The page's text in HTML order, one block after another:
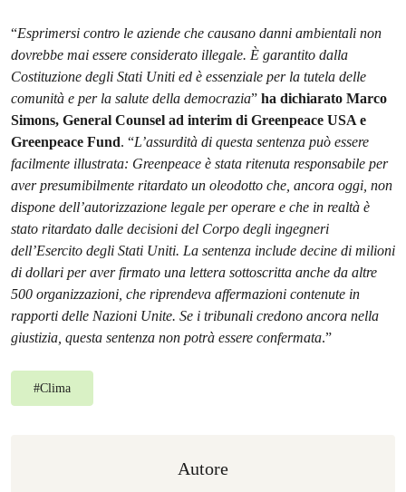
“Esprimersi contro le aziende che causano danni ambientali non
dovrebbe mai essere considerato illegale. È garantito dalla
Costituzione degli Stati Uniti ed è essenziale per la tutela delle
comunità e per la salute della democrazia” ha dichiarato Marco
Simons, General Counsel ad interim di Greenpeace USA e
Greenpeace Fund. “L’assurdità di questa sentenza può essere
facilmente illustrata: Greenpeace è stata ritenuta responsabile per
aver presumibilmente ritardato un oleodotto che, ancora oggi, non
dispone dell’autorizzazione legale per operare e che in realtà è
stato ritardato dalle decisioni del Corpo degli ingegneri
dell’Esercito degli Stati Uniti. La sentenza include decine di milioni
di dollari per aver firmato una lettera sottoscritta anche da altre
500 organizzazioni, che riprendeva affermazioni contenute in
rapporti delle Nazioni Unite. Se i tribunali credono ancora nella
giustizia, questa sentenza non potrà essere confermata.”
#Clima
Autore